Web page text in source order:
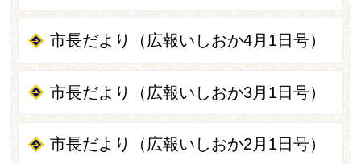
市長だより（広報いしおか4月1日号）
市長だより（広報いしおか3月1日号）
市長だより（広報いしおか2月1日号）